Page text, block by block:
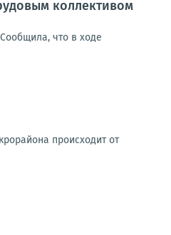
коллективом
что в ходе
происходит от